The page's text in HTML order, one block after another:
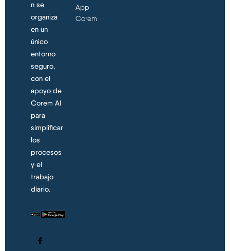
n se
organiza
en un
único
entorno
seguro,
con el
apoyo de
Corem AI
para
simplificar
los
procesos
y el
trabajo
diario.
App
Corem